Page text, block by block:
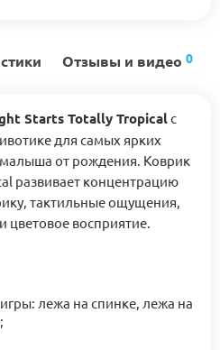
Отзывы и видео 0
Starts Totally Tropicalс
для самых ярких
от рождения. Коврик
развивает концентрацию
тактильные ощущения,
восприятие.
лежа на спинке, лежа на